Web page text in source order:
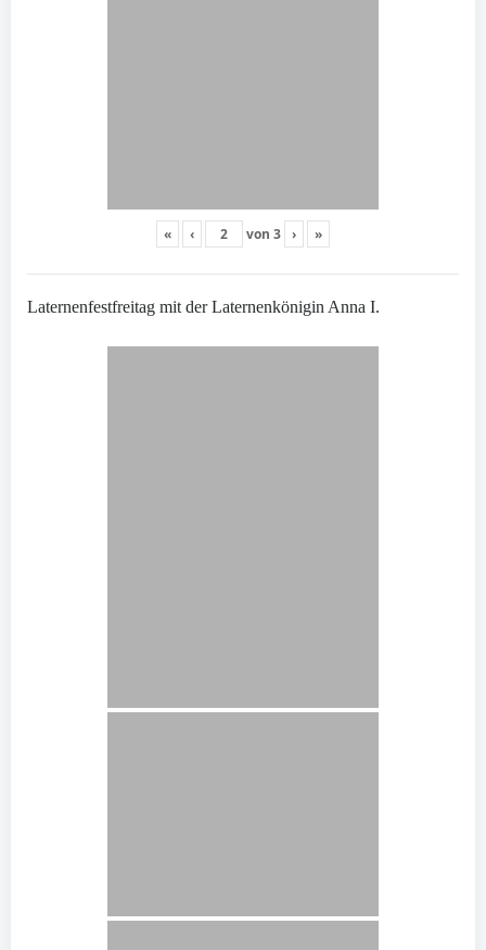
« ‹ von 3 › »
Laternenfestfreitag mit der Laternenkönigin Anna I.